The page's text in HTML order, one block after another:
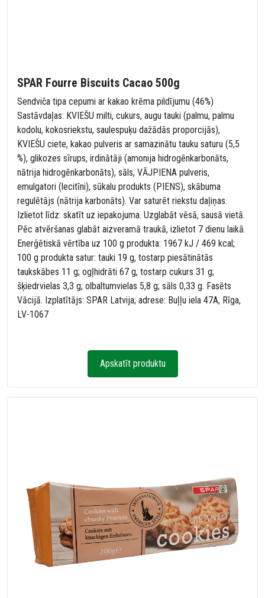
SPAR Fourre Biscuits Cacao 500g
Sendviča tipa cepumi ar kakao krēma pildījumu (46%)
Sastāvdaļas: KVIEŠU milti, cukurs, augu tauki (palmu, palmu
kodolu, kokosriekstu, saulespuķu dažādās proporcijās),
KVIEŠU ciete, kakao pulveris ar samazinātu tauku saturu (5,5
%), glikozes sīrups, irdinātāji (amonija hidrogēnkarbonāts,
nātrija hidrogēnkarbonāts), sāls, VĀJPIENA pulveris,
emulgatori (lecitīni), sūkalu produkts (PIENS), skābuma
regulētājs (nātrija karbonāts). Var saturēt riekstu daļiņas.
Izlietot līdz: skatīt uz iepakojuma. Uzglabāt vēsā, sausā vietā.
Pēc atvēršanas glabāt aizveramā traukā, izlietot 7 dienu laikā.
Enerģētiskā vērtība uz 100 g produkta: 1967 kJ / 469 kcal;
100 g produkta satur: tauki 19 g, tostarp piesātinātās
taukskābes 11 g; ogļhidrāti 67 g, tostarp cukurs 31 g;
šķiedrvielas 3,3 g; olbaltumvielas 5,8 g; sāls 0,33 g. Fasēts
Vācijā. Izplatītājs: SPAR Latvija; adrese: Buļļu iela 47A, Rīga,
LV-1067
Apskatīt produktu